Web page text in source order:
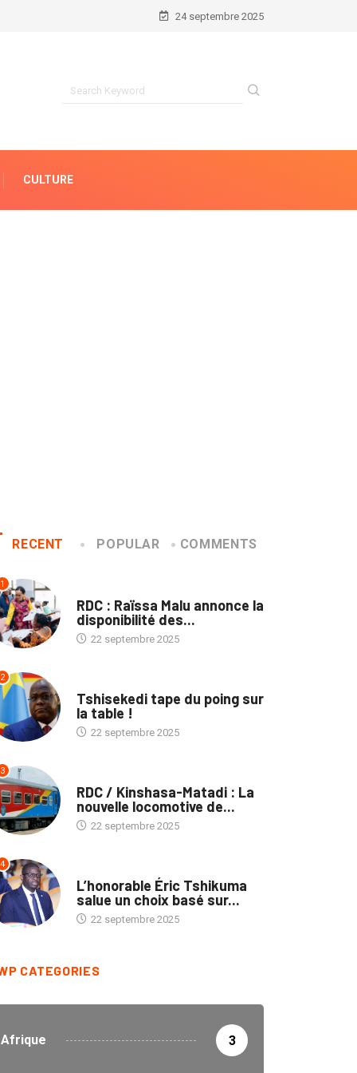
24 septembre 2025
CULTURE
RECENT POPULAR COMMENTS
1
RDC : Raïssa Malu annonce la
disponibilité des...
22 septembre 2025
2
Tshisekedi tape du poing sur
la table !
22 septembre 2025
3
RDC / Kinshasa-Matadi : La
nouvelle locomotive de...
22 septembre 2025
4
L’honorable Éric Tshikuma
salue un choix basé sur...
22 septembre 2025
CATEGORIES
Afrique 3